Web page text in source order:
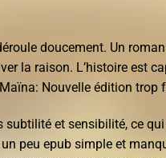
doucement. Un
la raison. L’histoire est
Nouvelle édition trop
et sensibilité, ce qui
peu epub simple et